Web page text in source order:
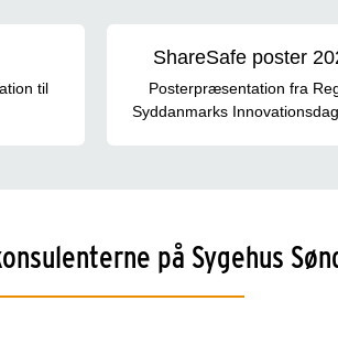
til
ShareSafe poster
Posterpræsentation fra
Syddanmarks
på Sygehus